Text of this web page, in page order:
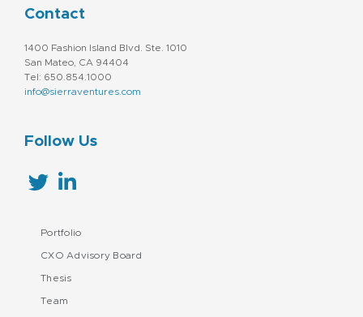
Contact
1400 Fashion Island Blvd. Ste. 1010
San Mateo, CA 94404
Tel: 650.854.1000
info@sierraventures.com
Follow Us
Portfolio
CXO Advisory Board
Thesis
Team